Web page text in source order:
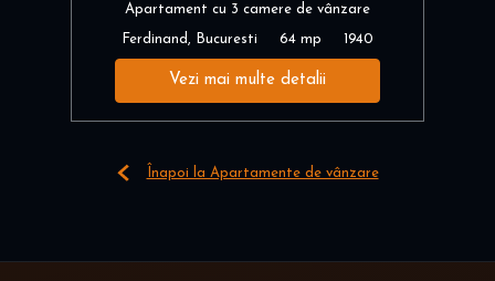
Apartament cu 3 camere de vânzare
Ferdinand, Bucuresti 64 mp 1940
Vezi mai multe detalii
Înapoi la Apartamente de vânzare